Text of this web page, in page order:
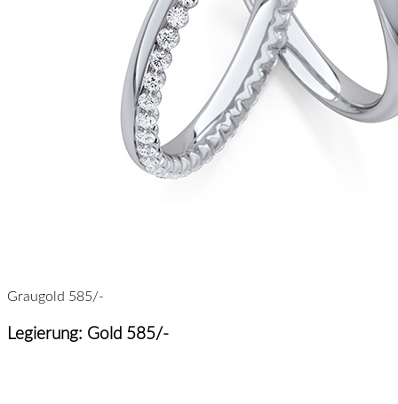
Graugold 585/-
Legierung: Gold 585/-